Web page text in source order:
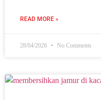
READ MORE »
28/04/2026 No Comments